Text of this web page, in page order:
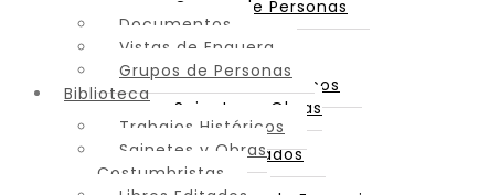
Grupos de Personas
Biblioteca
Trabajos Históricos
Sainetes y Obras
Costumbristas
Libros Editados
Documentos
Vistas de Enguera
Grupos de Personas
Biblioteca
Trabajos Históricos
Sainetes y Obras
Costumbristas